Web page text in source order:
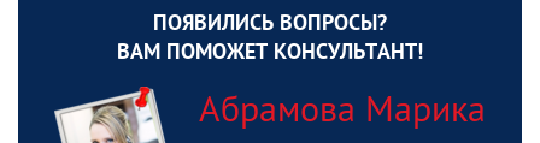
ПОЯВИЛИСЬ ВОПРОСЫ?
ВАМ ПОМОЖЕТ КОНСУЛЬТАНТ!
Абрамова Марика